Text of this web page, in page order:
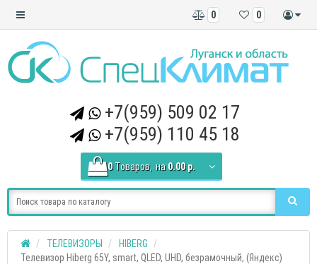
0
0
+7(959) 509 02 17
+7(959) 110 45 18
0 Tоваров, на 0.00 р.
ТЕЛЕВИЗОРЫ
HIBERG
Телевизор Hiberg 65Y, smart, QLED, UHD, безрамочный, (Яндекс)